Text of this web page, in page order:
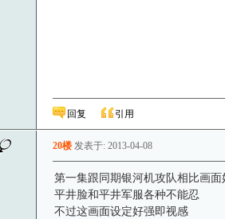
回复 引用
20楼 发表于: 2013-04-08
第一集跟同期银河机攻队相比画面
平井脸和平井军服各种不能忍
不过这画面设定好强即视感